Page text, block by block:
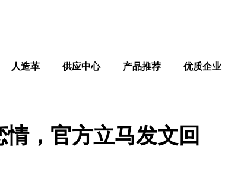
人造革 供应中心 产品推荐 优质企业
，官方立马发文回